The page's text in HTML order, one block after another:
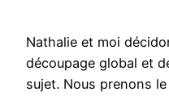
Nathalie et moi
découpage global et
sujet. Nous prenons